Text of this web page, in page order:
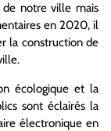
de notre ville mais
en 2020, il
la construction de
écologique et la
sont éclairés la
électronique en